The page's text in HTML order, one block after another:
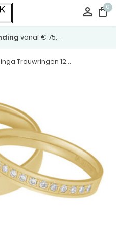
0
vanaf € 75,-
Trouwringen 12...